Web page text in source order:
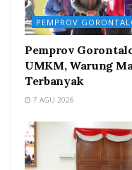
PEMPROV
Pemprov
UMKM, Warung
Terbanyak
7 AGU 2026